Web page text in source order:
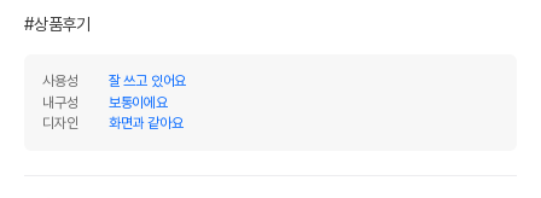
#상품후기
사용성
잘 쓰고 있어요
내구성
보통이에요
디자인
화면과 같아요